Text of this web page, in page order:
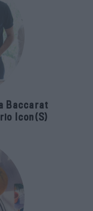
Baccarat
Icon(S)